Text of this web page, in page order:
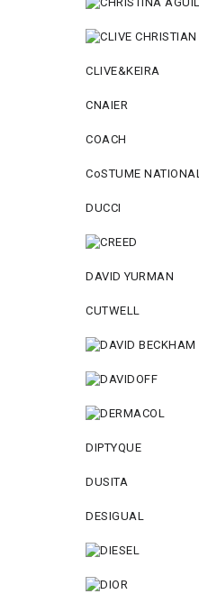
CLIVE&KEIRA
CNAIER
COACH
CoSTUME NATIONAL
DUCCI
DAVID YURMAN
CUTWELL
DIPTYQUE
DUSITA
DESIGUAL